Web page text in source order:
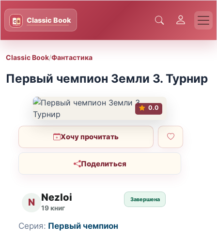
Classic Book/Фантастика
Первый чемпион Земли 3. Турнир
0.0
Хочу прочитать
Поделиться
N Nezloi
19 книг
Завершена
Серия: Первый чемпион